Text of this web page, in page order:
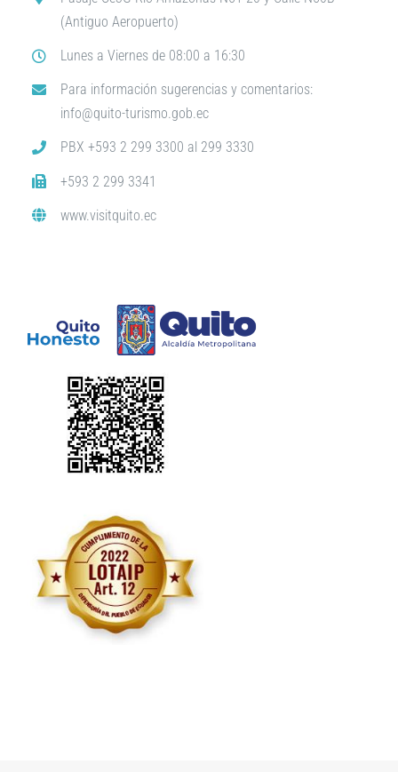
(Antiguo Aeropuerto)
Lunes a Viernes de 08:00 a 16:30
Para información sugerencias y comentarios:
info@quito-turismo.gob.ec
PBX +593 2 299 3300 al 299 3330
+593 2 299 3341
www.visitquito.ec